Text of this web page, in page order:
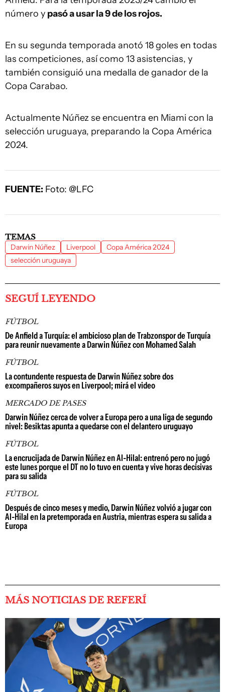
número y pasó a usar la 9 de los rojos.
En su segunda temporada anotó 18 goles en todas
las competiciones, así como 13 asistencias, y
también consiguió una medalla de ganador de la
Copa Carabao.
Actualmente Núñez se encuentra en Miami con la
selección uruguaya, preparando la Copa América
2024.
FUENTE: Foto: @LFC
TEMAS
Darwin Núñez Liverpool
Copa América 2024
selección uruguaya
SEGUÍ LEYENDO
FÚTBOL
De Anfield a Turquía: el ambicioso plan de Trabzonspor de Turquía
para reunir nuevamente a Darwin Núñez con Mohamed Salah
FÚTBOL
La contundente respuesta de Darwin Núñez sobre dos
excompañeros suyos en Liverpool; mirá el video
MERCADO DE PASES
Darwin Núñez cerca de volver a Europa pero a una liga de segundo
nivel: Besiktas apunta a quedarse con el delantero uruguayo
FÚTBOL
La encrucijada de Darwin Núñez en Al-Hilal: entrenó pero no jugó
este lunes porque el DT no lo tuvo en cuenta y vive horas decisivas
para su salida
FÚTBOL
Después de cinco meses y medio, Darwin Núñez volvió a jugar con
Al-Hilal en la pretemporada en Austria, mientras espera su salida a
Europa
MÁS NOTICIAS DE REFERÍ